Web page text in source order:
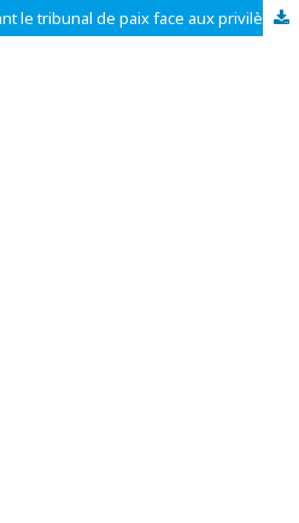
Détention préventive devant le tribunal de paix face aux privilèges des juridictions en droit congolais